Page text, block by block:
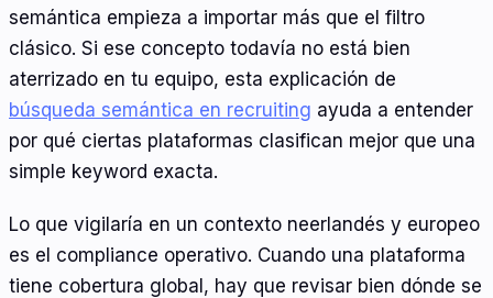
semántica empieza a importar más que el filtro
clásico. Si ese concepto todavía no está bien
aterrizado en tu equipo, esta explicación de
búsqueda semántica en recruiting ayuda a entender
por qué ciertas plataformas clasifican mejor que una
simple keyword exacta.
Lo que vigilaría en un contexto neerlandés y europeo
es el compliance operativo. Cuando una plataforma
tiene cobertura global, hay que revisar bien dónde se